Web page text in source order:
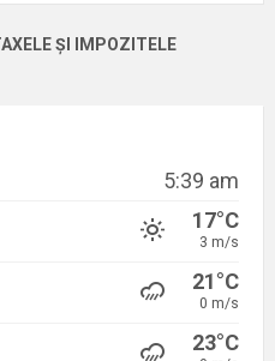
ȘI IMPOZITELE
5:39 am
17°C
3 m/s
21°C
0 m/s
23°C